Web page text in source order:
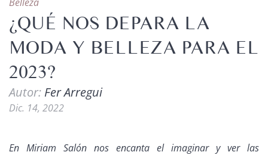
¿QUÉ NOS DEPARA LA
MODA Y BELLEZA PARA EL
2023?
Autor: Fer Arregui
Dic. 14, 2022
En Miriam Salón nos encanta el imaginar y ver las